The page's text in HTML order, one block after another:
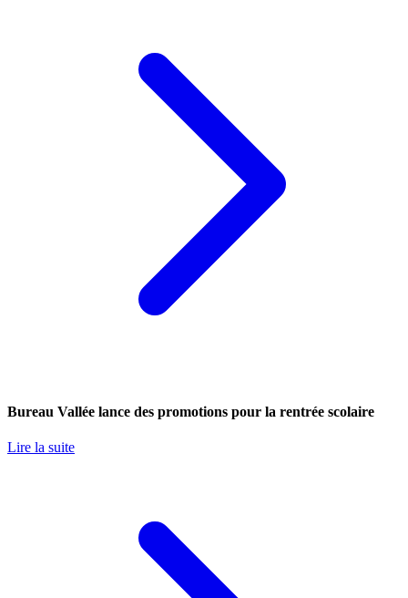
Bureau Vallée lance des promotions pour la rentrée scolaire
Lire la suite